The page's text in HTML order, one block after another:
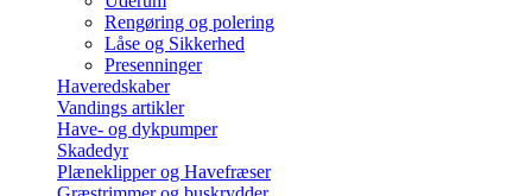
Rengøring og polering
Låse og Sikkerhed
Presenninger
Haveredskaber
Vandings artikler
Have- og dykpumper
Skadedyr
Plæneklipper og Havefræser